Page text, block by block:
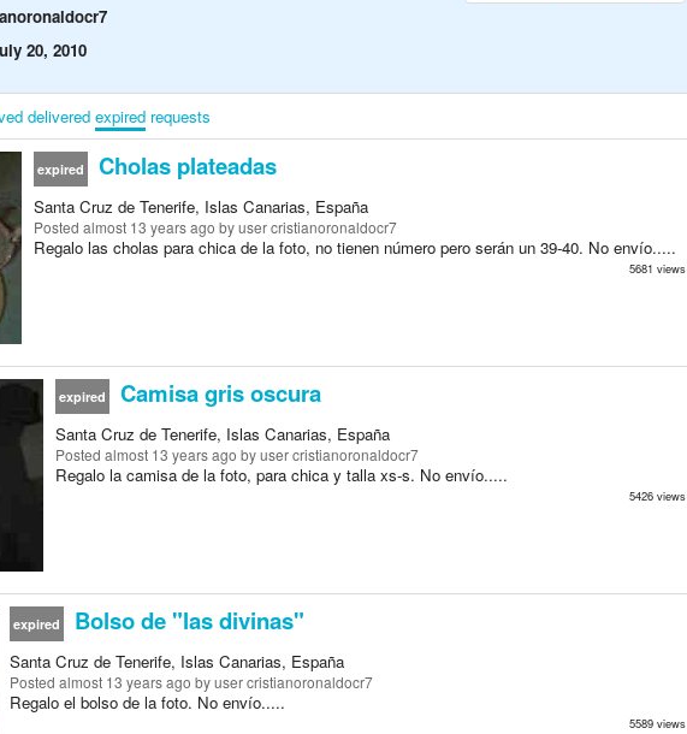
20, 2010
delivered expired requests
expired Cholas plateadas
Santa Cruz de Tenerife, Islas Canarias, España
Posted almost 13 years ago by user cristianoronaldocr7
Regalo las cholas para chica de la foto, no tienen número pero serán un 39-40. No envío.....
5681 views
expired Camisa gris oscura
Santa Cruz de Tenerife, Islas Canarias, España
Posted almost 13 years ago by user cristianoronaldocr7
Regalo la camisa de la foto, para chica y talla xs-s. No envío.....
5426 views
expired Bolso de "las divinas"
Santa Cruz de Tenerife, Islas Canarias, España
Posted almost 13 years ago by user cristianoronaldocr7
Regalo el bolso de la foto. No envío.....
5589 views